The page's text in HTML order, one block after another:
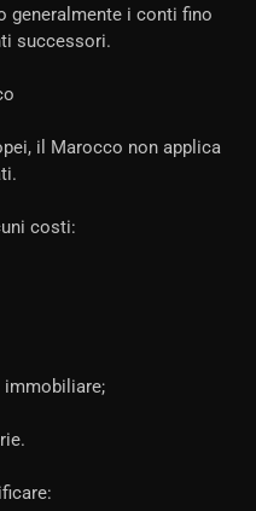
generalmente i conti fino
successori.
il Marocco non applica
costi: